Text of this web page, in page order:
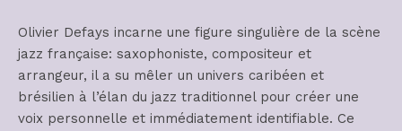
Olivier Defays incarne une figure singulière de la scène
jazz française: saxophoniste, compositeur et
arrangeur, il a su mêler un univers caribéen et
brésilien à l’élan du jazz traditionnel pour créer une
voix personnelle et immédiatement identifiable. Ce